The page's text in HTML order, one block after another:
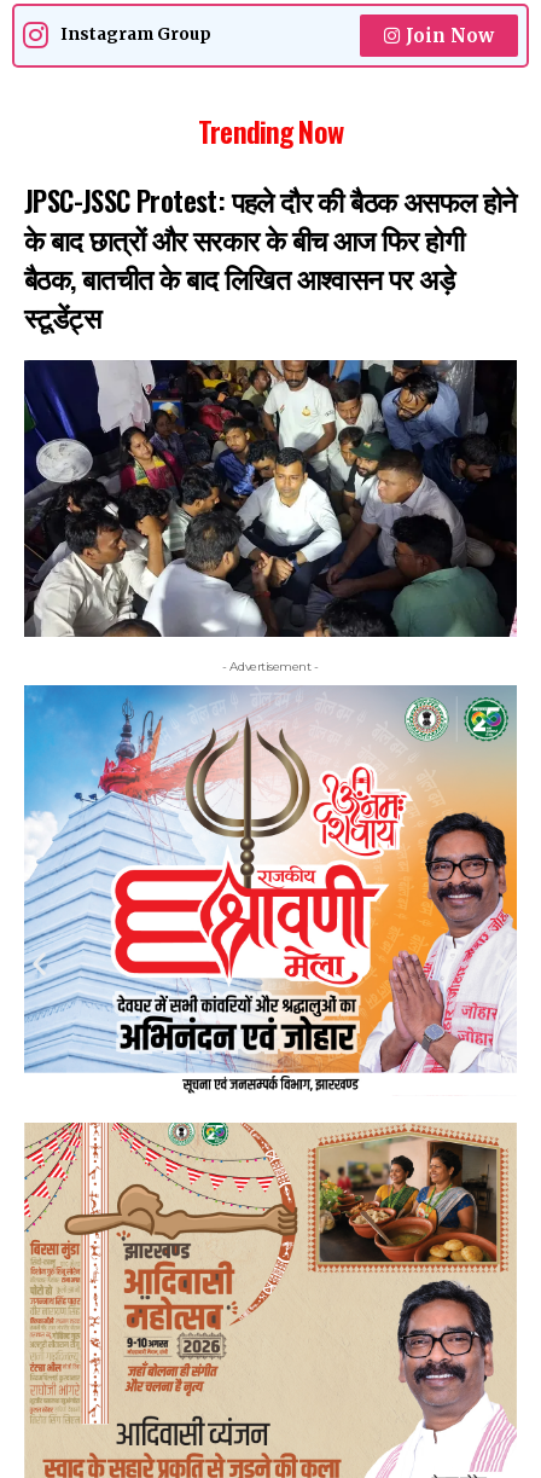
Instagram Group Join Now
Trending Now
JPSC-JSSC Protest: पहले दौर की बैठक असफल होने
के बाद छात्रों और सरकार के बीच आज फिर होगी
बैठक, बातचीत के बाद लिखित आश्वासन पर अड़े
स्टूडेंट्स
- Advertisement -